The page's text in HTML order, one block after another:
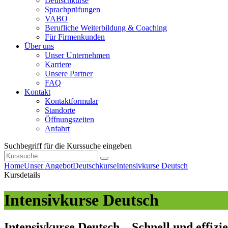
Sprachprüfungen
VABO
Berufliche Weiterbildung & Coaching
Für Firmenkunden
Über uns
Unser Unternehmen
Karriere
Unsere Partner
FAQ
Kontakt
Kontaktformular
Standorte
Öffnungszeiten
Anfahrt
Suchbegriff für die Kurssuche eingeben
HomeUnser AngebotDeutschkurseIntensivkurse Deutsch
Kursdetails
Intensivkurse Deutsch